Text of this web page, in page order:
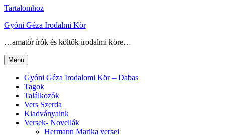
Tartalomhoz
Gyóni Géza Irodalmi Kör
…amatőr írók és költők irodalmi köre…
Menü
Gyóni Géza Irodalomi Kör – Dabas
Tagok
Találkozók
Vers Szerda
Kiadványaink
Versek- Novellák
Hermann Marika versei